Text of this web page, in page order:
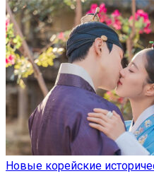
Новые корейские